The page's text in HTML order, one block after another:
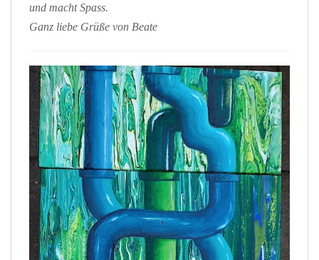
und macht Spass.
Ganz liebe Grüße von Beate